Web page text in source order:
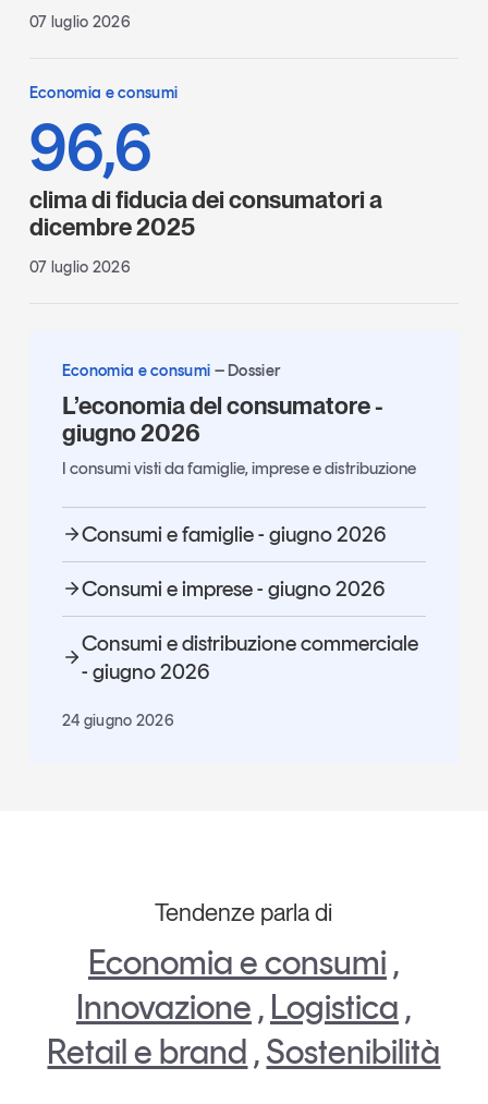
07 luglio 2026
Economia e consumi
96,6
clima di fiducia dei consumatori a
dicembre 2025
07 luglio 2026
Economia e consumi Dossier
L’economia del consumatore -
giugno 2026
I consumi visti da famiglie, imprese e distribuzione
Consumi e famiglie - giugno 2026
Consumi e imprese - giugno 2026
Consumi e distribuzione commerciale
- giugno 2026
24 giugno 2026
Tendenze parla di
Economia e consumi ,
Innovazione , Logistica ,
Retail e brand ,Sostenibilità